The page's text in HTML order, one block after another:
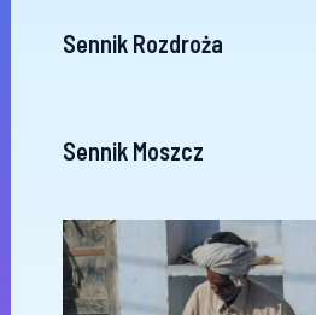
Sennik Rozdroża
Sennik Moszcz